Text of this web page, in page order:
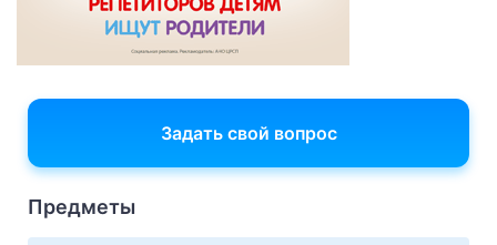
Задать свой вопрос
Предметы